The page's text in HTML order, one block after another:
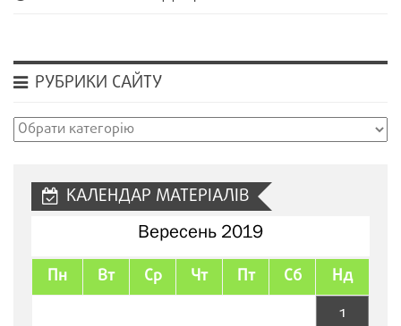
РУБРИКИ САЙТУ
Рубрики
КАЛЕНДАР МАТЕРІАЛІВ
Вересень 2019
Пн Вт Ср Чт Пт Сб Нд
1